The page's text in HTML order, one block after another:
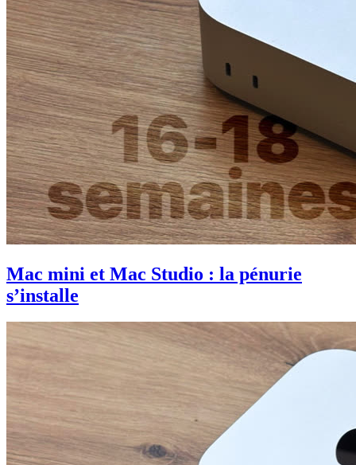
Mac mini et Mac Studio : la pénurie
s’installe